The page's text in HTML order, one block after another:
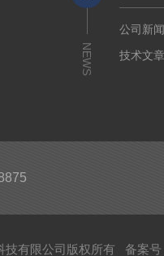
NEWS
公司新
技术文
技有限公司版权所有 备案号